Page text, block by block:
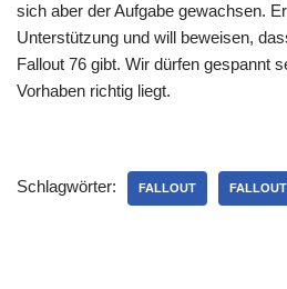
sich aber der Aufgabe gewachsen.
Unterstützung und will beweisen,
Fallout 76 gibt. Wir dürfen gespannt
Vorhaben richtig liegt.
Schlagwörter: FALLOUT